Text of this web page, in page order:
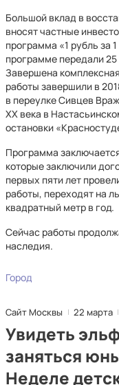
Большой вклад в
вносят частные
программа «1 рубль за
программе передали
Завершена
работы завершили в
в переулке Сивцев
XX века в
остановки
Программа
которые заключили
первых пяти лет
работы, переходят на
квадратный метр в год.
Сейчас работы
наследия.
Город
Сайт Москвы 22 марта
Увидеть
заняться
Неделе